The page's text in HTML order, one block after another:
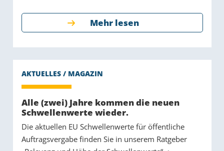
Mehr lesen
Alle (zwei) Jahre kommen die neuen
Schwellenwerte wieder.
Die aktuellen EU Schwellenwerte für öffentliche
Auftragsvergabe finden Sie in unserem Ratgeber